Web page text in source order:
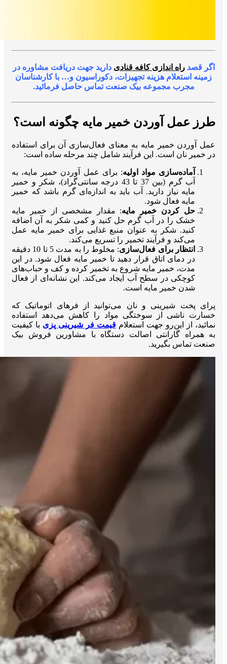
اگر قصدراه اندازی کافه قنادی دارید جهت دریافت مشاوره در
زمینه استعلام هزینه تجهیزات، دکوراسیون و… با کارشناسان
مجرب مجموعه بیک صنعت تماس حاصل فرمائید.
طرز عمل آوردن خمیر مایه چگونه است؟
عمل آوردن خمیر مایه به معنای فعال‌سازی آن برای استفاده
در خمیر نان است. این فرآیند شامل چند مرحله ساده است:
آماده‌سازی مواد اولیه: برای عمل آوردن خمیر مایه، به
آب گرم (بین 37 تا 43 درجه سانتی‌گراد)، شکر و خمیر
مایه نیاز دارید. آب باید به اندازه‌ای گرم باشد که خمیر
مایه فعال شود.
حل کردن خمیر مایه: مقدار مشخصی از خمیر مایه
خشک را در آب گرم حل کنید و کمی شکر به آن اضافه
کنید. شکر به عنوان منبع غذایی برای خمیر مایه عمل
می‌کند و فرآیند تخمیر را تسریع می‌کند.
انتظار برای فعال‌سازی
: مخلوط را به مدت 5 تا 10 دقیقه
در دمای اتاق قرار دهید تا خمیر مایه فعال شود. در این
مدت، خمیر مایه شروع به تخمیر کرده و کف و حباب‌های
کوچکی در سطح آب ایجاد می‌کند. این نشانه‌ای از فعال
شدن خمیر مایه است.
پرای پخت شیرینی و نان می‌توانید از فر‌های اتوماتیک که
خسارت ناشی از سوختگی مواد را کاهش ‌می‌دهد استفاده
نمائید، از این‌رو جهت استعلام قیمت فر شیرینی پزی با کیفیت
به همراه گارانتی اصالت دستگاه با مشاورین فروش بیک
صنعت تماس بگیرید.